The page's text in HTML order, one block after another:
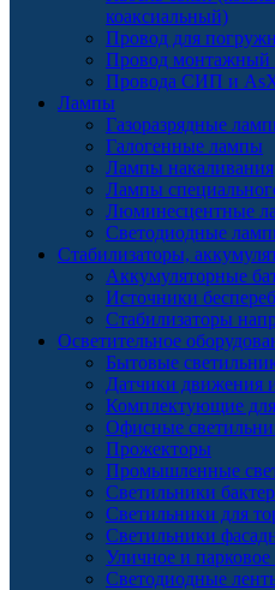
коаксиальный)
Провод для
Провод
Провода СИП и
Лампы
Газоразрядные
Галогенные лампы
Лампы накаливания
Лампы
Люминесцентные
Светодиодные
Стабилизаторы,
Аккумуляторные
Источники
Стабилизаторы
Осветительное
Бытовые
Датчики движения
Комплектующие для
Офисные
Прожекторы
Промышленные
Светильники
Светильники для
Светильники
Уличное и
Светодиодные